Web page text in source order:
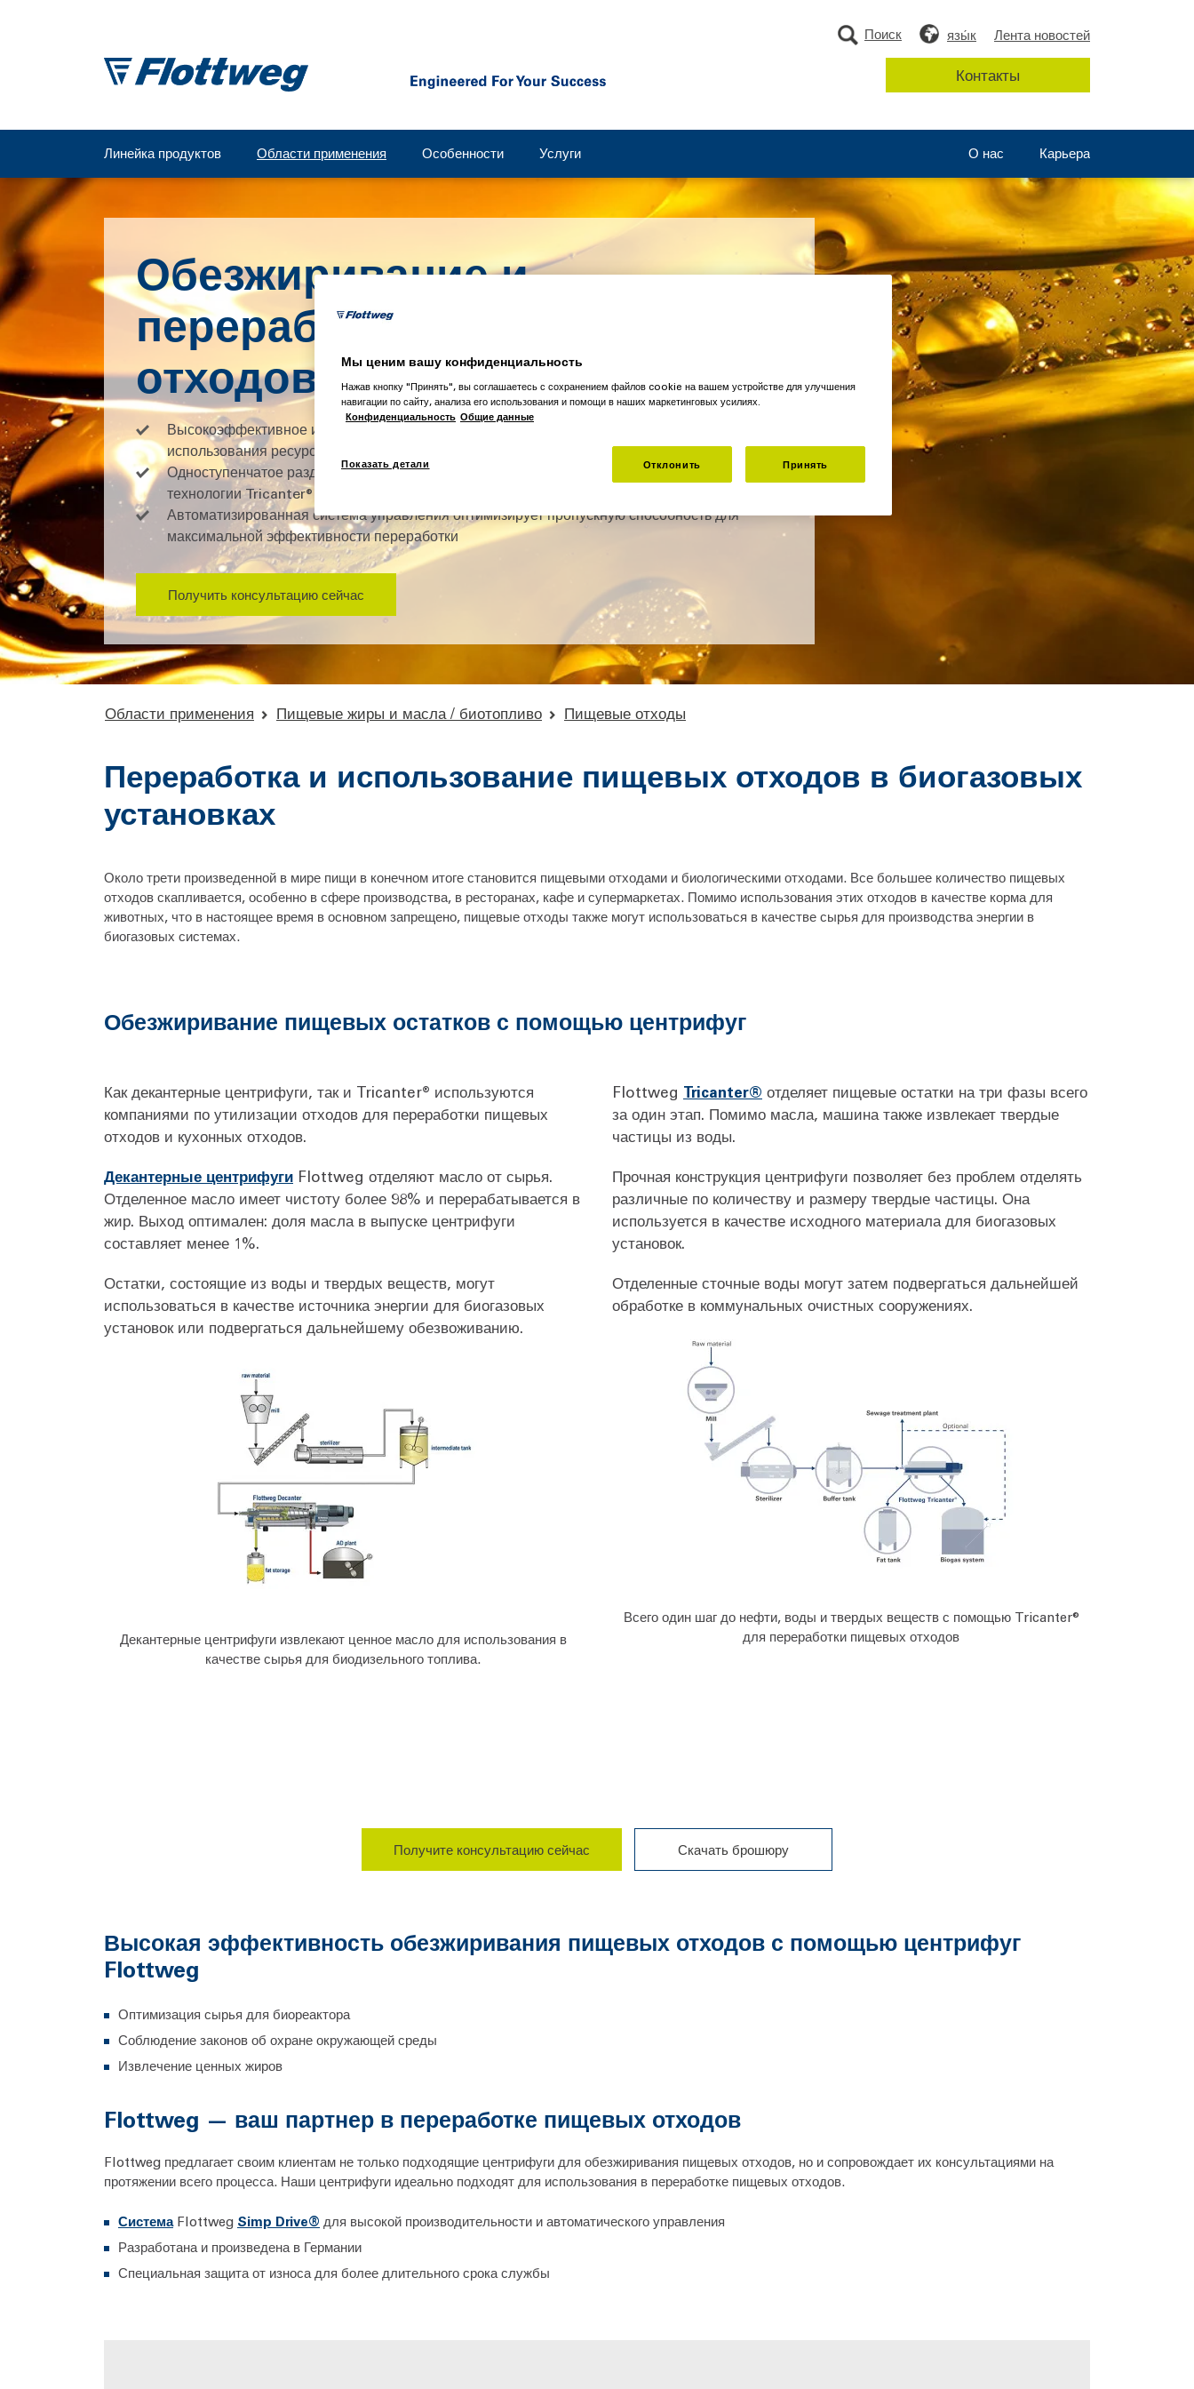
Линейка продуктов Области применения Особенности Услуги Карьера
О нас
язы́к Лента новостей
Поиск
Контакты
Обезжиривание и
переработка пищевых
отходов
Высокоэффективное извлечение нефти с чистотой более 98% для оптимального
использования ресурсов
Одноступенчатое разделение на масло, воду и твердые частицы с помощью инновационной
технологии Tricanter®
Автоматизированная система управления оптимизирует пропускную способность для
максимальной эффективности переработки
Получить консультацию сейчас
Области применения Пищевые жиры и масла / биотопливо Пищевые отходы
Переработка и использование пищевых отходов в биогазовых
установках
Около трети произведенной в мире пищи в конечном итоге становится пищевыми отходами и биологическими отходами. Все большее количество пищевых
отходов скапливается, особенно в сфере производства, в ресторанах, кафе и супермаркетах. Помимо использования этих отходов в качестве корма для
животных, что в настоящее время в основном запрещено, пищевые отходы также могут использоваться в качестве сырья для производства энергии в
биогазовых системах.
Обезжиривание пищевых остатков с помощью центрифуг
Как декантерные центрифуги, так и Tricanter® используются
компаниями по утилизации отходов для переработки пищевых
отходов и кухонных отходов.
Декантерные центрифуги Flottweg отделяют масло от сырья.
Отделенное масло имеет чистоту более 98% и перерабатывается в
жир. Выход оптимален: доля масла в выпуске центрифуги
составляет менее 1%.
Остатки, состоящие из воды и твердых веществ, могут
использоваться в качестве источника энергии для биогазовых
установок или подвергаться дальнейшему обезвоживанию.
Декантерные центрифуги извлекают ценное масло для использования в
качестве сырья для биодизельного топлива.
Flottweg Tricanter® отделяет пищевые остатки на три фазы всего
за один этап. Помимо масла, машина также извлекает твердые
частицы из воды.
Прочная конструкция центрифуги позволяет без проблем отделять
различные по количеству и размеру твердые частицы. Она
используется в качестве исходного материала для биогазовых
установок.
Отделенные сточные воды могут затем подвергаться дальнейшей
обработке в коммунальных очистных сооружениях.
Всего один шаг до нефти, воды и твердых веществ с помощью Tricanter®
для переработки пищевых отходов
Получите консультацию сейчас Скачать брошюру
Высокая эффективность обезжиривания пищевых отходов с помощью центрифуг
Flottweg
Оптимизация сырья для биореактора
Соблюдение законов об охране окружающей среды
Извлечение ценных жиров
Flottweg — ваш партнер в переработке пищевых отходов
Flottweg предлагает своим клиентам не только подходящие центрифуги для обезжиривания пищевых отходов, но и сопровождает их консультациями на
протяжении всего процесса. Наши центрифуги идеально подходят для использования в переработке пищевых отходов.
СистемаFlottweg Simp Drive® для высокой производительности и автоматического управления
Разработана и произведена в Германии
Специальная защита от износа для более длительного срока службы
Мы ценим вашу конфиденциальность
Нажав кнопку "Принять", вы соглашаетесь с сохранением файлов cookie на вашем устройстве для улучшения
навигации по сайту, анализа его использования и помощи в наших маркетинговых усилиях.
Конфиденциальность Общие данные
Показать детали Отклонить Принять